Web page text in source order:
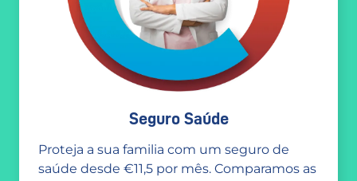
Seguro Saúde
Proteja a sua familia com um seguro de
saúde desde €11,5 por mês. Comparamos as